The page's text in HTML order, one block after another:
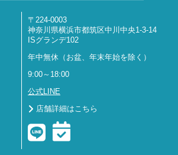
〒224-0003
神奈川県横浜市都筑区中川中央1-3-14
ISグランデ102
年中無休（お盆、年末年始を除く）
9:00～18:00
公式LINE
店舗詳細はこちら